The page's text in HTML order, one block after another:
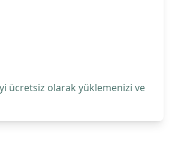
ücretsiz olarak yüklemenizi ve